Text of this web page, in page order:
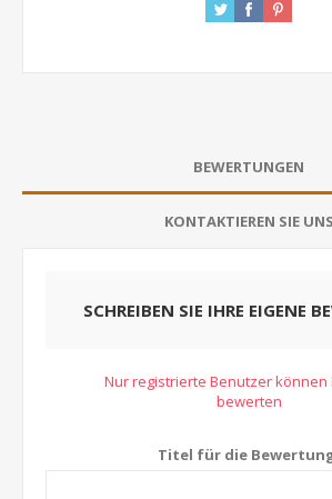
BEWERTUNGEN
KONTAKTIEREN SIE UNS
SCHREIBEN SIE IHRE EIGENE
Nur registrierte Benutzer können
bewerten
Titel für die